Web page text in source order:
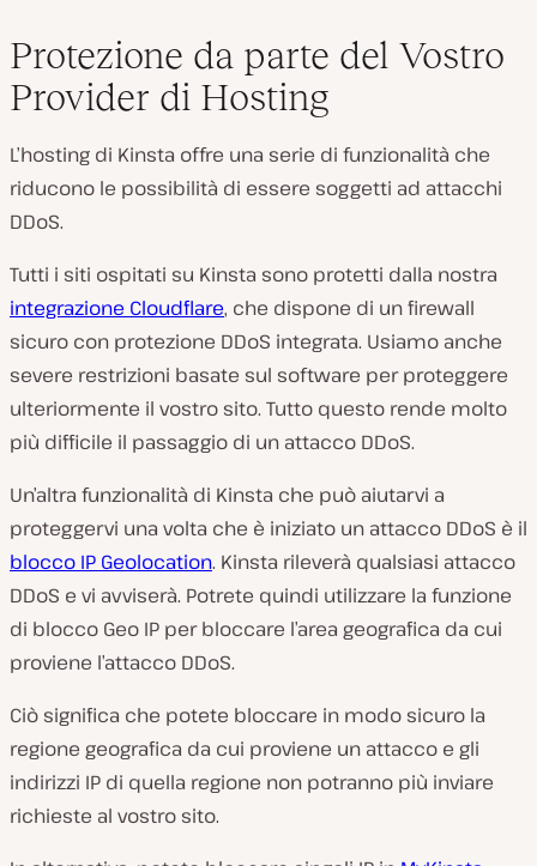
Protezione da parte del Vostro
Provider di Hosting
L’hosting di Kinsta offre una serie di funzionalità che
riducono le possibilità di essere soggetti ad attacchi
DDoS.
Tutti i siti ospitati su Kinsta sono protetti dalla nostra
integrazione Cloudflare, che dispone di un firewall
sicuro con protezione DDoS integrata. Usiamo anche
severe restrizioni basate sul software per proteggere
ulteriormente il vostro sito. Tutto questo rende molto
più difficile il passaggio di un attacco DDoS.
Un’altra funzionalità di Kinsta che può aiutarvi a
proteggervi una volta che è iniziato un attacco DDoS è il
blocco IP Geolocation. Kinsta rileverà qualsiasi attacco
DDoS e vi avviserà. Potrete quindi utilizzare la funzione
di blocco Geo IP per bloccare l’area geografica da cui
proviene l’attacco DDoS.
Ciò significa che potete bloccare in modo sicuro la
regione geografica da cui proviene un attacco e gli
indirizzi IP di quella regione non potranno più inviare
richieste al vostro sito.